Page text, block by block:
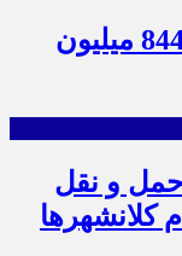
بانک مرکزی حتی یک سنت از 844 میلیون
حمل و نقل
کلانشهرها